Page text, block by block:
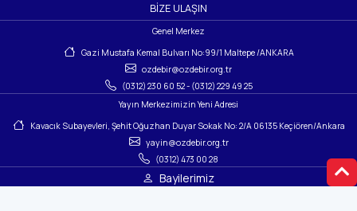
BIZE ULAŞIN
Genel Merkez
Gazi Mustafa Kemal Bulvarı No:99/1 Maltepe /ANKARA
ozdebir@ozdebir.org.tr
(0312) 230 60 52- (0312) 229 49 25
Yayın Merkezimizin Yeni Adresi
Kavacık Subayevleri, Şehit Oğuzhan Duyar Sokak No: 2/A 06135 Keçiören/Ankara
yayin@ozdebir.org.tr
(0312) 473 00 28
Bayilerimiz